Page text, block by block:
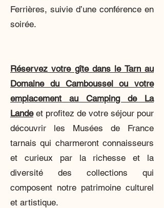
Ferrières, suivie d’une conférence en
soirée.
Réservez votre gîte dans le Tarn au
Domaine du Camboussel ou votre
emplacement au Camping de La
Landeet profitez de votre séjour pour
découvrir les Musées de France
tarnais qui charmeront connaisseurs
et curieux par la richesse et la
diversité des collections qui
composent notre patrimoine culturel
et artistique.